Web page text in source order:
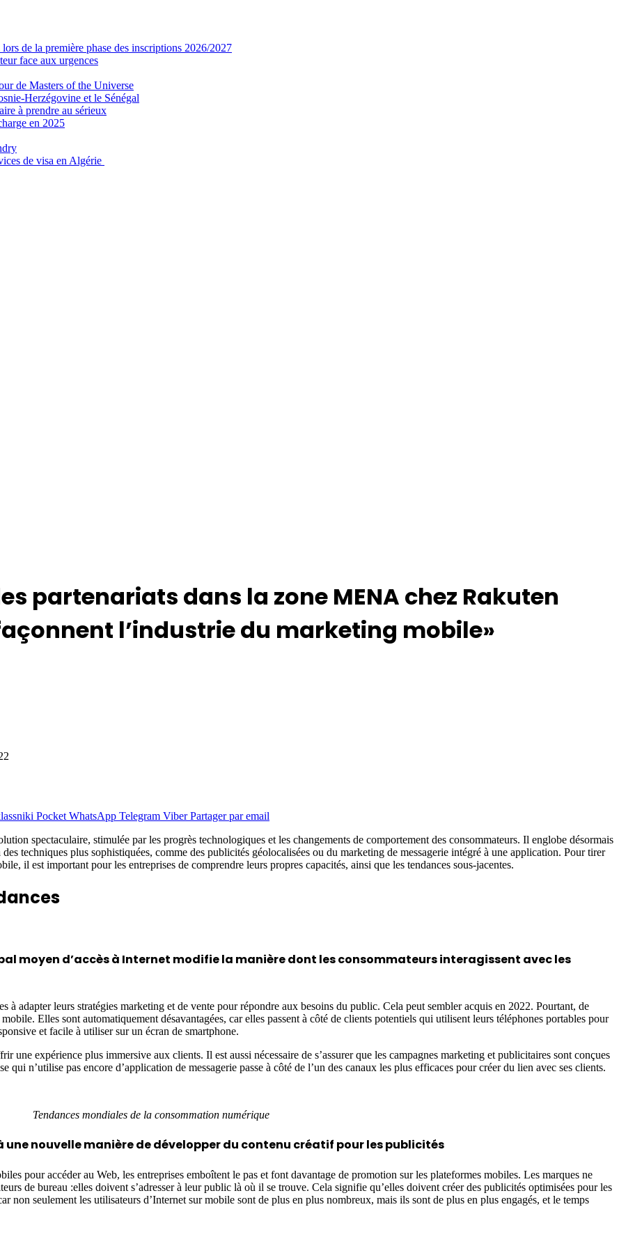
de la première phase des inscriptions 2026/2027
face aux urgences
de Masters of the Universe
Herzégovine et le Sénégal
à prendre au sérieux
en 2025
de visa en Algérie
partenariats dans la zone MENA chez Rakuten
l’industrie du marketing mobile»
Pocket WhatsApp Telegram Viber Partager par email
spectaculaire, stimulée par les progrès technologiques et les changements de comportement des consommateurs. Il englobe désormais
techniques plus sophistiquées, comme des publicités géolocalisées ou du marketing de messagerie intégré à une application. Pour tirer
il est important pour les entreprises de comprendre leurs propres capacités, ainsi que les tendances sous-jacentes.
moyen d’accès à Internet modifie la manière dont les consommateurs interagissent avec les
à adapter leurs stratégies marketing et de vente pour répondre aux besoins du public. Cela peut sembler acquis en 2022. Pourtant, de
Elles sont automatiquement désavantagées, car elles passent à côté de clients potentiels qui utilisent leurs téléphones portables pour
et facile à utiliser sur un écran de smartphone.
expérience plus immersive aux clients. Il est aussi nécessaire de s’assurer que les campagnes marketing et publicitaires sont conçues
n’utilise pas encore d’application de messagerie passe à côté de l’un des canaux les plus efficaces pour créer du lien avec ses clients.
Tendances mondiales de la consommation numérique
une nouvelle manière de développer du contenu créatif pour les publicités
pour accéder au Web, les entreprises emboîtent le pas et font davantage de promotion sur les plateformes mobiles. Les marques ne
de bureau :elles doivent s’adresser à leur public là où il se trouve. Cela signifie qu’elles doivent créer des publicités optimisées pour les
non seulement les utilisateurs d’Internet sur mobile sont de plus en plus nombreux, mais ils sont de plus en plus engagés, et le temps